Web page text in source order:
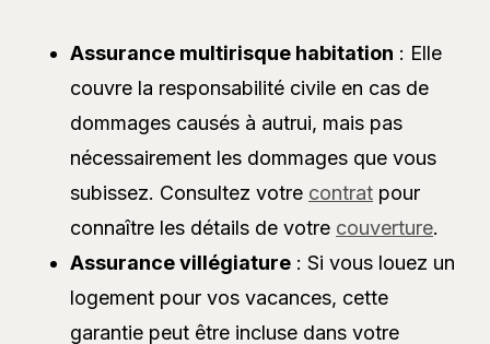
Assurance multirisque habitation : Elle
couvre la responsabilité civile en cas de
dommages causés à autrui, mais pas
nécessairement les dommages que vous
subissez. Consultez votre contrat pour
connaître les détails de votre couverture.
Assurance villégiature : Si vous louez un
logement pour vos vacances, cette
garantie peut être incluse dans votre